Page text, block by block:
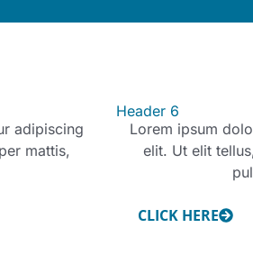
adipiscing
mattis,
Header 6
Lorem ipsum
elit. Ut elit
CLICK HERE